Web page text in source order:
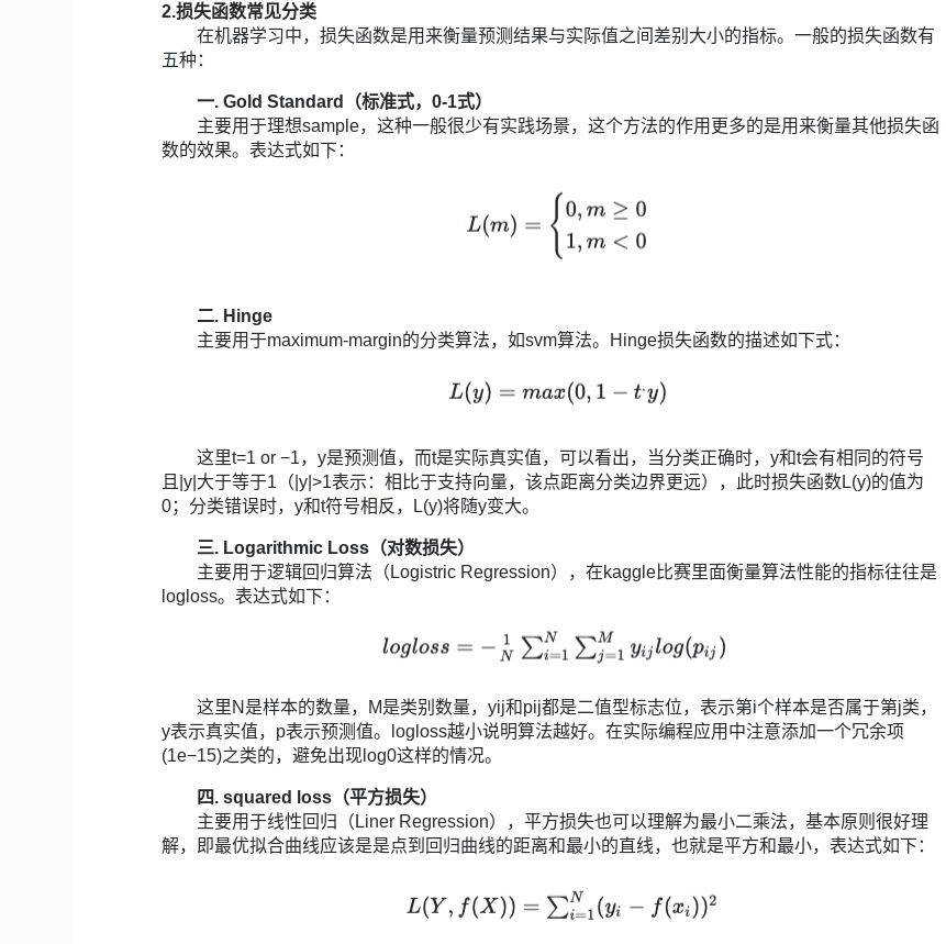
2.损失函数常见分类
在机器学习中，损失函数是用来衡量预测结果与实际值之间差别大小的指标。一般的损失函数有
五种：
一. Gold Standard（标准式，0-1式）
主要用于理想sample，这种一般很少有实践场景，这个方法的作用更多的是用来衡量其他损失函
数的效果。表达式如下：
二. Hinge
主要用于maximum-margin的分类算法，如svm算法。Hinge损失函数的描述如下式：
这里t=1 or −1，y是预测值，而t是实际真实值，可以看出，当分类正确时，y和t会有相同的符号
且|y|大于等于1（|y|>1表示：相比于支持向量，该点距离分类边界更远），此时损失函数L(y)的值为
0；分类错误时，y和t符号相反，L(y)将随y变大。
三. Logarithmic Loss（对数损失）
主要用于逻辑回归算法（Logistric Regression），在kaggle比赛里面衡量算法性能的指标往往是
logloss。表达式如下：
这里N是样本的数量，M是类别数量，yij和pij都是二值型标志位，表示第i个样本是否属于第j类，
y表示真实值，p表示预测值。logloss越小说明算法越好。在实际编程应用中注意添加一个冗余项
(1e−15)之类的，避免出现log0这样的情况。
四. squared loss（平方损失）
主要用于线性回归（Liner Regression），平方损失也可以理解为最小二乘法，基本原则很好理
解，即最优拟合曲线应该是是点到回归曲线的距离和最小的直线，也就是平方和最小，表达式如下：